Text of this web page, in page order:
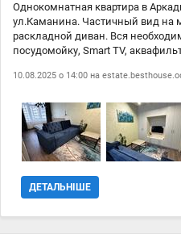
Однокомнатная квартира в
ул.Каманина. Частичный вид на
раскладной диван. Вся
посудомойку, Smart TV,
Летние месяцы цена
10.08.2025 о 14:00 на
ДЕТАЛЬНІШЕ